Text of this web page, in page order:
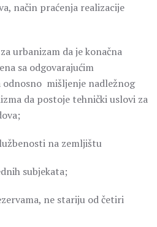
način praćenja realizacije
urbanizam da je konačna
sa odgovarajućim
mišljenje nadležnog
da postoje tehnički uslovi za
na zemljištu
subjekata;
ne stariju od četiri